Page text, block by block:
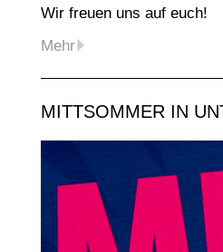
Wir freuen uns auf euch!
Mehr
MITTSOMMER IN